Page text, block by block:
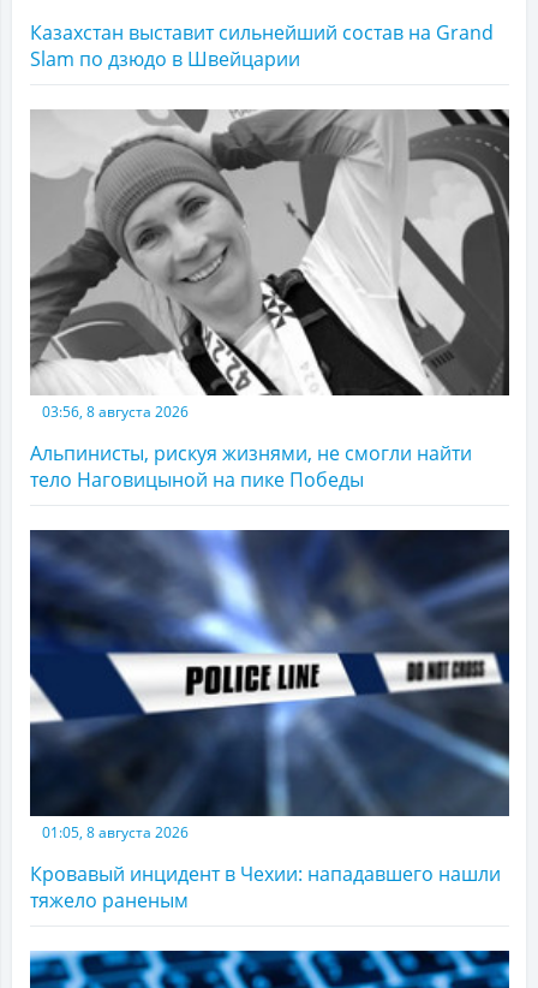
Казахстан выставит сильнейший состав на Grand
Slam по дзюдо в Швейцарии
03:56, 8 августа 2026
Альпинисты, рискуя жизнями, не смогли найти
тело Наговицыной на пике Победы
01:05, 8 августа 2026
Кровавый инцидент в Чехии: нападавшего нашли
тяжело раненым